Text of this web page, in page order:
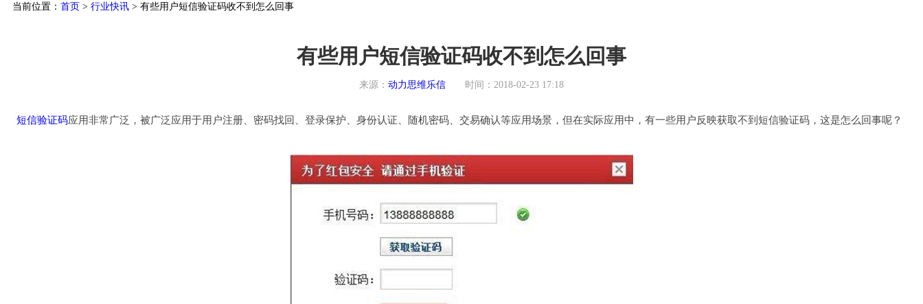
当前位置： 首页 > 行业快讯 > 有些用户短信验证码收不到怎么回事
有些用户短信验证码收不到怎么回事
来源： 动力思维乐信 时间：2018-02-23 17:18
短信验证码应用非常广泛，被广泛应用于用户注册、密码找回、登录保护、身份认证、随机密码、交易确认等应用场景，但在实际应用中，有一些用户反映获取不到短信验证码，这是怎么回事呢？